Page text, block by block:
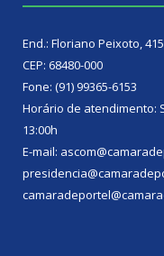
End.: Floriano Peixoto,
CEP: 68480-000
Fone: (91) 99365-6153
Horário de atendimento:
13:00h
E-mail: